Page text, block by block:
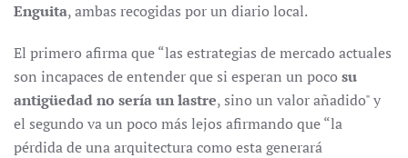
Enguita, ambas recogidas por un diario local.
El primero afirma que “las estrategias de mercado actuales
son incapaces de entender que si esperan un poco su
antigüedad no sería un lastre, sino un valor añadido" y
el segundo va un poco más lejos afirmando que “la
pérdida de una arquitectura como esta generará